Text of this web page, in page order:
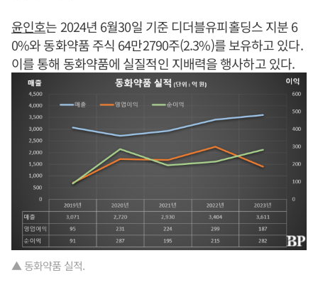
윤인호는 2024년 6월30일 기준 디더블유피홀딩스 지분 6
0%와 동화약품 주식 64만2790주(2.3%)를 보유하고 있다.
이를 통해 동화약품에 실질적인 지배력을 행사하고 있다.
▲ 동화약품 실적.